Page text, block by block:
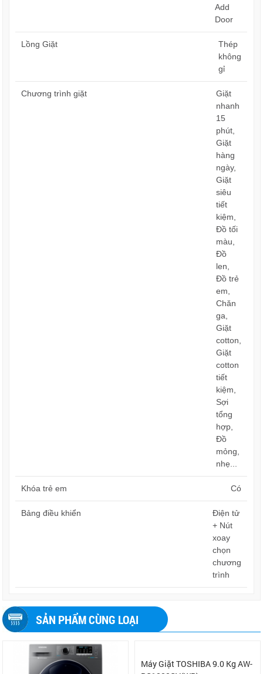
Add
Door
Lồng Giặt
Thép
không
gỉ
Chương trình giặt
Giặt
nhanh
15
phút,
Giặt
hàng
ngày,
Giặt
siêu
tiết
kiệm,
Đồ tối
màu,
Đồ
len,
Đồ trẻ
em,
Chăn
ga,
Giặt
cotton,
Giặt
cotton
tiết
kiệm,
Sợi
tổng
hợp,
Đồ
mỏng,
nhẹ...
Khóa trẻ em Có
Bảng điều khiển
Điện tử
+ Nút
xoay
chọn
chương
trình
SẢN PHẨM CÙNG LOẠI